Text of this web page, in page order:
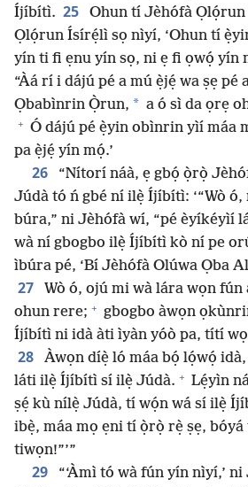
Íjíbítì. 25
Ohun tí Jèhófà Ọlọ́run
Ọlọ́run Ísírẹ́lì sọ nìyí, ‘Ohun tí
yín ti fi ẹnu yín sọ, ni ẹ fi ọwọ́ yín
“Àá rí i dájú pé a mú ẹ̀jẹ́ wa ṣẹ pé
Ọbabìnrin Ọ̀run, * a ó sì da ọrẹ
+ Ó dájú pé ẹ̀yin obìnrin yìí máa
pa ẹ̀jẹ́ yín mọ́.’
26
“Nítorí náà, ẹ gbọ́ ọ̀rọ̀
Júdà tó ń gbé ní ilẹ̀ Íjíbítì: ‘“Wò
búra,” ni Jèhófà wí, “pé èyíkéyìí
wà ní gbogbo ilẹ̀ Íjíbítì kò ní pe
ìbúra pé, ‘Bí Jèhófà Olúwa Ọba
27
Wò ó, ojú mi wà lára wọn
ohun rere; + gbogbo àwọn
Íjíbítì ni idà àti ìyàn yóò pa, títí
28
Àwọn díẹ̀ ló máa bọ́ lọ́wọ́
láti ilẹ̀ Íjíbítì sí ilẹ̀ Júdà. + Lẹ́yìn
ṣẹ́ kù nílẹ̀ Júdà, tí wọ́n wá sí ilẹ̀
ibẹ̀, máa mọ ẹni tí ọ̀rọ̀ rẹ̀ ṣẹ,
tiwọn!”’”
29
“‘Àmì tó wà fún yín nìyí,’